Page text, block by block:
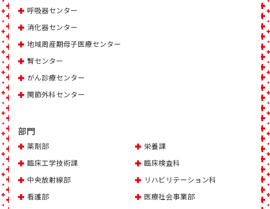
呼吸器センター
消化器センター
地域周産期母子医療センター
腎センター
がん診療センター
関節外科センター
部門
薬剤部
栄養課
臨床工学技術課
臨床検査科
中央放射線部
リハビリテーション科
看護部
医療社会事業部